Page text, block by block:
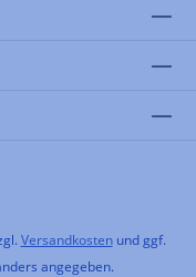
Versandkostenund ggf.
angegeben.